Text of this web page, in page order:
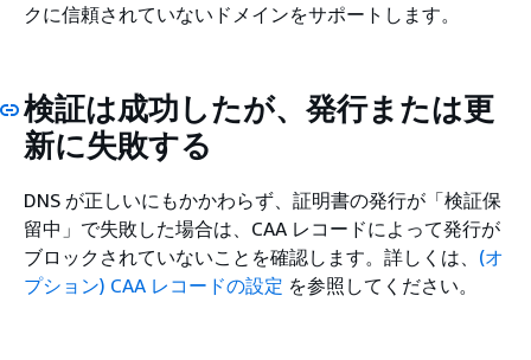
クに信頼されていないドメインをサポートします。
検証は成功したが、発行または更
新に失敗する
DNS が正しいにもかかわらず、証明書の発行が「検証保
留中」で失敗した場合は、CAA レコードによって発行が
ブロックされていないことを確認します。詳しくは、 (オ
プション) CAA レコードの設定 を参照してください。